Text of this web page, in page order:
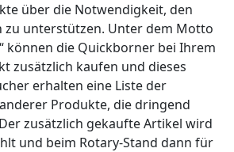
über die Notwendigkeit, den
zu unterstützen. Unter dem Motto
können die Quickborner bei Ihrem
zusätzlich kaufen und dieses
erhalten eine Liste der
Produkte, die dringend
zusätzlich gekaufte Artikel wird
und beim Rotary-Stand dann für